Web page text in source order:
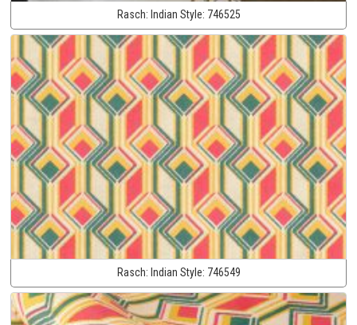
Rasch: Indian Style: 746525
Rasch: Indian Style: 746549